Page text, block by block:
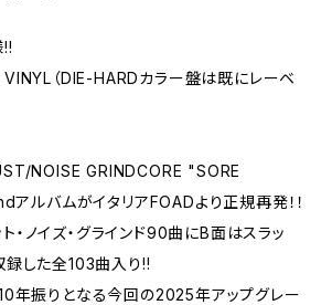
（DIE-HARDカラー盤は既にレーベ
NOISE GRINDCORE "SORE
ルバムがイタリアFOADより正規再発！！
・ノイズ・グラインド90曲にB面はスラッ
録した全103曲入り!!
年振りとなる今回の2025年アップグレー